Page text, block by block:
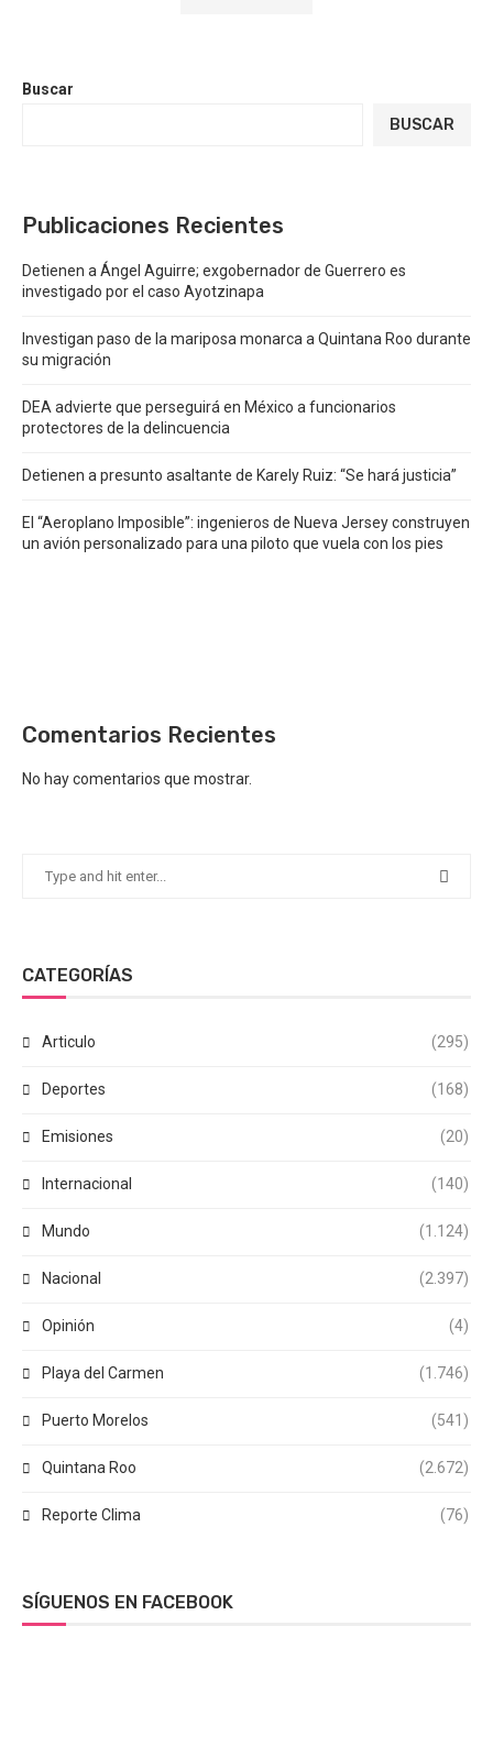
Buscar
BUSCAR
Publicaciones Recientes
Detienen a Ángel Aguirre; exgobernador de Guerrero es
investigado por el caso Ayotzinapa
Investigan paso de la mariposa monarca a Quintana Roo durante
su migración
DEA advierte que perseguirá en México a funcionarios
protectores de la delincuencia
Detienen a presunto asaltante de Karely Ruiz: “Se hará justicia”
El “Aeroplano Imposible”: ingenieros de Nueva Jersey construyen
un avión personalizado para una piloto que vuela con los pies
Comentarios Recientes
No hay comentarios que mostrar.
CATEGORÍAS
Articulo (295)
Deportes (168)
Emisiones (20)
Internacional (140)
Mundo (1.124)
Nacional (2.397)
Opinión (4)
Playa del Carmen (1.746)
Puerto Morelos (541)
Quintana Roo (2.672)
Reporte Clima (76)
SÍGUENOS EN FACEBOOK